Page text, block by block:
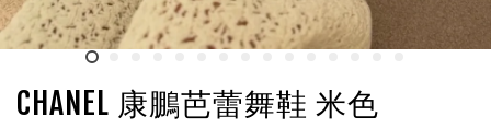
CHANEL 康鵬芭蕾舞鞋 米色